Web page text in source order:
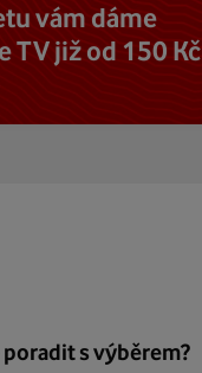
vám dáme
TV již od 150 Kč
s výběrem?